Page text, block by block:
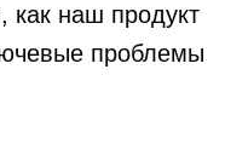
как наш продукт
проблемы